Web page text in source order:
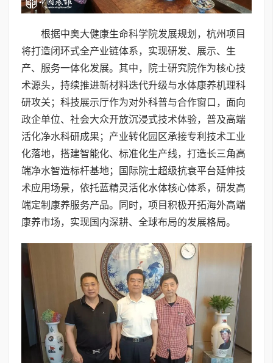
根据中奥大健康生命科学院发展规划，杭州项目
将打造闭环式全产业链体系，实现研发、展示、生
产、服务一体化发展。其中，院士研究院作为核心技
术源头，持续推进新材料迭代升级与水体康养机理科
研攻关；科技展示厅作为对外科普与合作窗口，面向
政企单位、社会大众开放沉浸式技术体验，普及高端
活化净水科研成果；产业转化园区承接专利技术工业
化落地，搭建智能化、标准化生产线，打造长三角高
端净水智造标杆基地；国际院士超级抗衰平台延伸技
术应用场景，依托蓝精灵活化水体核心体系，研发高
端定制康养服务产品。同时，项目积极开拓海外高端
康养市场，实现国内深耕、全球布局的发展格局。